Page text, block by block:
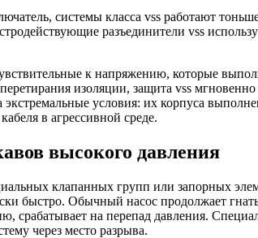
системы класса vss работают
разъединители vss
к напряжению, которые
изоляции, защита vss
экстремальные условия: их корпуса
в агрессивной среде.
высокого давления
клапанных групп или запорных
быстро. Обычный насос продолжает
срабатывает на перепад давления.
через место разрыва.